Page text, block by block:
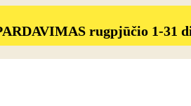
rugpjūčio 1-31